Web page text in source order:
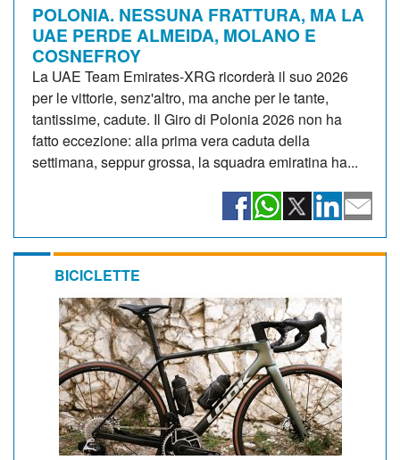
POLONIA. NESSUNA FRATTURA, MA LA
UAE PERDE ALMEIDA, MOLANO E
COSNEFROY
La UAE Team Emirates-XRG ricorderà il suo 2026
per le vittorie, senz'altro, ma anche per le tante,
tantissime, cadute. Il Giro di Polonia 2026 non ha
fatto eccezione: alla prima vera caduta della
settimana, seppur grossa, la squadra emiratina ha...
BICICLETTE